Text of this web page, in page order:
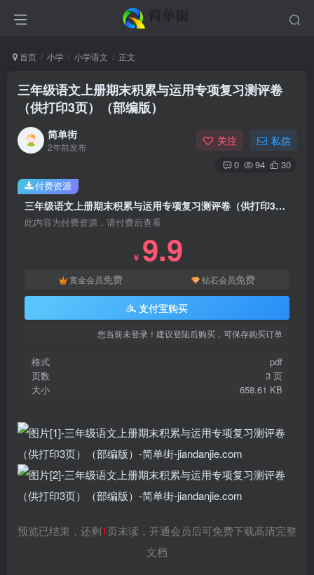
首页 小学 小学语文 正文
三年级语文上册期末积累与运用专项复习测评卷
（供打印3页）（部编版）
简单街
2年前发布 关注 私信
0 94 30
三年级语文上册期末积累与运用专项复习测评卷（供打印3页）（部编版）
此内容为付费资源，请付费后查看
￥ 9.9
黄金会员免费 钻石会员免费
支付宝购买
您当前未登录！建议登陆后购买，可保存购买订单
格式
pdf
页数
3 页
大小
658.61 KB
付费资源
预览已结束，还剩1页未读，开通会员后可免费下载高清完整
文档